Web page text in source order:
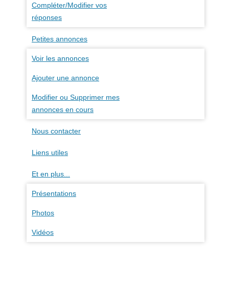
Compléter/Modifier vos
réponses
Petites annonces
Voir les annonces
Ajouter une annonce
Modifier ou Supprimer mes
annonces en cours
Nous contacter
Liens utiles
Et en plus...
Présentations
Photos
Vidéos